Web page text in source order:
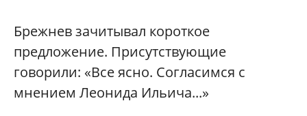
Брежнев зачитывал короткое
предложение. Присутствующие
говорили: «Все ясно. Согласимся с
мнением Леонида Ильича...»